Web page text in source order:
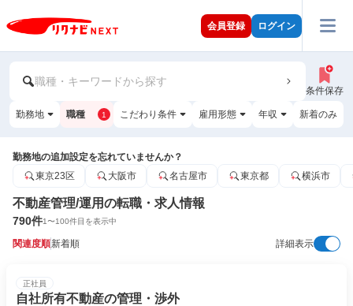
会員登録 ログイン
職種・キーワードから探す
条件保存
勤務地 職種 1 こだわり条件 雇用形態 年収 新着のみ
勤務地の追加設定を忘れていませんか？
東京23区
大阪市 名古屋市 東京都 横浜市
不動産管理/運用の転職・求人情報
790件1〜100件目を表示中
関連度順新着順 詳細表示
正社員
自社所有不動産の管理・渉外